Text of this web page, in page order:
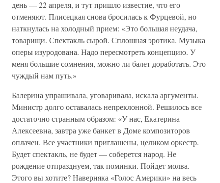
день — 22 апреля, и тут пришло известие, что его
отменяют. Плисецкая снова бросилась к Фурцевой, но
наткнулась на холодный прием: «Это большая неудача,
товарищи. Спектакль сырой. Сплошная эротика. Музыка
оперы изуродована. Надо пересмотреть концепцию. У
меня большие сомнения, можно ли балет доработать. Это
чуждый нам путь.»
Балерина упрашивала, уговаривала, искала аргументы.
Министр долго оставалась непреклонной. Решилось все
достаточно странным образом: «У нас, Екатерина
Алексеевна, завтра уже банкет в Доме композиторов
оплачен. Все участники приглашены, целиком оркестр.
Будет спектакль, не будет — соберется народ. Не
рождение отпразднуем, так поминки. Пойдет молва.
Этого вы хотите? Наверняка «Голос Америки» на весь